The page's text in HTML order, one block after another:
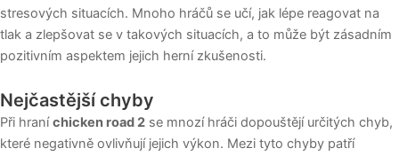
stresových situacích. Mnoho hráčů se učí, jak lépe reagovat na
tlak a zlepšovat se v takových situacích, a to může být zásadním
pozitivním aspektem jejich herní zkušenosti.
Nejčastější chyby
Při hraníchicken road 2 se mnozí hráči dopouštějí určitých chyb,
které negativně ovlivňují jejich výkon. Mezi tyto chyby patří